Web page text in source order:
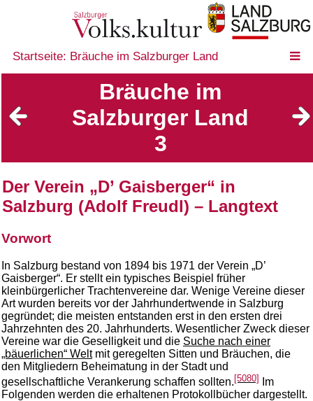
Startseite: Bräuche im Salzburger Land
Bräuche im
Salzburger Land
3
Der Verein „D’ Gaisberger“ in
Salzburg (Adolf Freudl) – Langtext
Vorwort
In Salzburg bestand von 1894 bis 1971 der Verein „D’
Gaisberger“. Er stellt ein typisches Beispiel früher
kleinbürgerlicher Trachtenvereine dar. Wenige Vereine dieser
Art wurden bereits vor der Jahrhundertwende in Salzburg
gegründet; die meisten entstanden erst in den ersten drei
Jahrzehnten des 20. Jahrhunderts. Wesentlicher Zweck dieser
Vereine war die Geselligkeit und die Suche nach einer
„bäuerlichen“ Weltmit geregelten Sitten und Bräuchen, die
den Mitgliedern Beheimatung in der Stadt und
gesellschaftliche Verankerung schaffen sollten.[5080]
Im
Folgenden werden die erhaltenen Protokollbücher dargestellt.